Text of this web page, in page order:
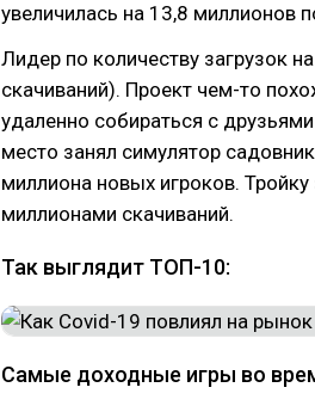
увеличилась на 13,8 миллионов
Лидер по количеству загрузок
скачиваний). Проект чем-то
удаленно собираться с
место занял симулятор
миллиона новых игроков.
миллионами скачиваний.
Так выглядит ТОП-10:
Самые доходные игры во